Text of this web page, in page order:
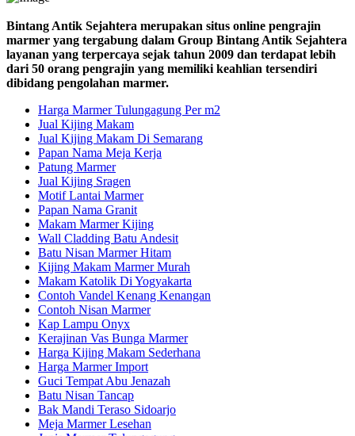
Bintang Antik Sejahtera merupakan situs online pengrajin
marmer yang tergabung dalam Group Bintang Antik Sejahtera
layanan yang terpercaya sejak tahun 2009 dan terdapat lebih
dari 50 orang pengrajin yang memiliki keahlian tersendiri
dibidang pengolahan marmer.
Harga Marmer Tulungagung Per m2
Jual Kijing Makam
Jual Kijing Makam Di Semarang
Papan Nama Meja Kerja
Patung Marmer
Jual Kijing Sragen
Motif Lantai Marmer
Papan Nama Granit
Makam Marmer Kijing
Wall Cladding Batu Andesit
Batu Nisan Marmer Hitam
Kijing Makam Marmer Murah
Makam Katolik Di Yogyakarta
Contoh Vandel Kenang Kenangan
Contoh Nisan Marmer
Kap Lampu Onyx
Kerajinan Vas Bunga Marmer
Harga Kijing Makam Sederhana
Harga Marmer Import
Guci Tempat Abu Jenazah
Batu Nisan Tancap
Bak Mandi Teraso Sidoarjo
Meja Marmer Lesehan